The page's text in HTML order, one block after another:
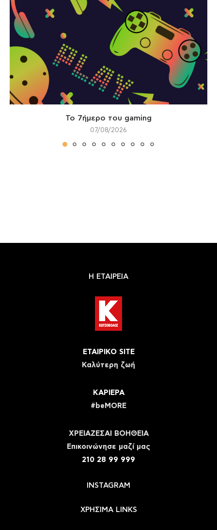
Το 7ήμερο του gaming
07/08/2026
Η ΕΤΑΙΡΕΙΑ
ΕΤΑΙΡΙΚΟ SITE
Καλύτερη ζωή
ΚΑΡΙΕΡΑ
#beMORE
ΧΡΕΙΑΖΕΣΑΙ ΒΟΗΘΕΙΑ
Eπικοινώνησε μαζί μας
210 28 99 999
INSTAGRAM
ΧΡΗΣΙΜΑ LINKS